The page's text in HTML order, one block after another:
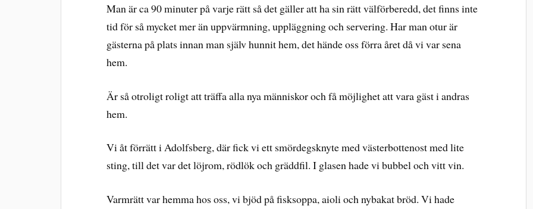
Man är ca 90 minuter på varje rätt så det gäller att ha sin rätt välförberedd, det finns inte
tid för så mycket mer än uppvärmning, uppläggning och servering. Har man otur är
gästerna på plats innan man själv hunnit hem, det hände oss förra året då vi var sena
hem.
Är så otroligt roligt att träffa alla nya människor och få möjlighet att vara gäst i andras
hem.
Vi åt förrätt i Adolfsberg, där fick vi ett smördegsknyte med västerbottenost med lite
sting, till det var det löjrom, rödlök och gräddfil. I glasen hade vi bubbel och vitt vin.
Varmrätt var hemma hos oss, vi bjöd på fisksoppa, aioli och nybakat bröd. Vi hade